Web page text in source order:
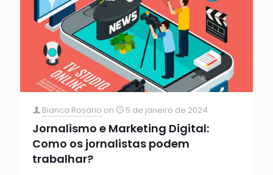
Bianca Rosário on 5 de janeiro de 2024
Jornalismo e Marketing Digital:
Como os jornalistas podem
trabalhar?